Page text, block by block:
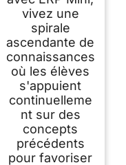
vivez une
spirale
ascendante de
connaissances
où les élèves
s'appuient
continuelleme
nt sur des
concepts
précédents
pour favoriser